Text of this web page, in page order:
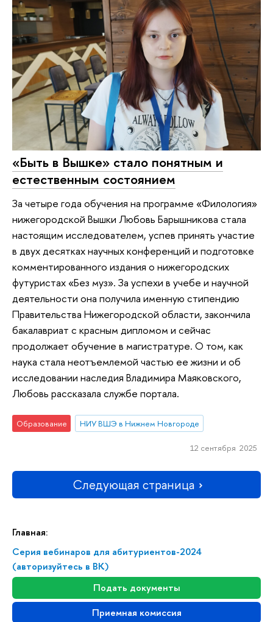
Главная:
Серия вебинаров для абитуриентов-2024
(авторизуйтесь в ВК)
Подать документы
Приемная комиссия
«Быть в Вышке» стало понятным и
естественным состоянием
За четыре года обучения на программе «Филология»
нижегородской Вышки Любовь Барышникова стала
настоящим исследователем, успев принять участие
в двух десятках научных конференций и подготовке
комментированного издания о нижегородских
футуристах «Без муз». За успехи в учебе и научной
деятельности она получила именную стипендию
Правительства Нижегородской области, закончила
бакалавриат с красным дипломом и сейчас
продолжает обучение в магистратуре. О том, как
наука стала неотъемлемой частью ее жизни и об
исследовании наследия Владимира Маяковского,
Любовь рассказала службе портала.
Образование НИУ ВШЭ в Нижнем Новгороде
12 сентября 2025
Следующая страница